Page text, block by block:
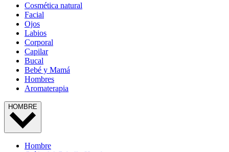
Cosmética natural
Facial
Ojos
Labios
Corporal
Capilar
Bucal
Bebé y Mamá
Hombres
Aromaterapia
HOMBRE
Hombre